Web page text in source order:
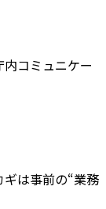
コミュニケー
ギは事前の“業務